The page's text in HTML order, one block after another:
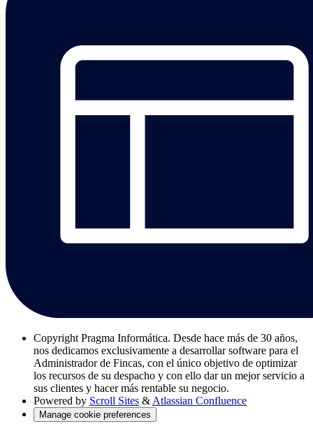
Copyright Pragma Informática. Desde hace más de 30 años,
nos dedicamos exclusivamente a desarrollar software para el
Administrador de Fincas, con el único objetivo de optimizar
los recursos de su despacho y con ello dar un mejor servicio a
sus clientes y hacer más rentable su negocio.
Powered by Scroll Sites & Atlassian Confluence
Manage cookie preferences